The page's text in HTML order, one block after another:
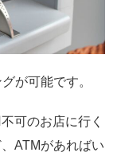
が可能です。
可のお店に行く
ATMがあればい